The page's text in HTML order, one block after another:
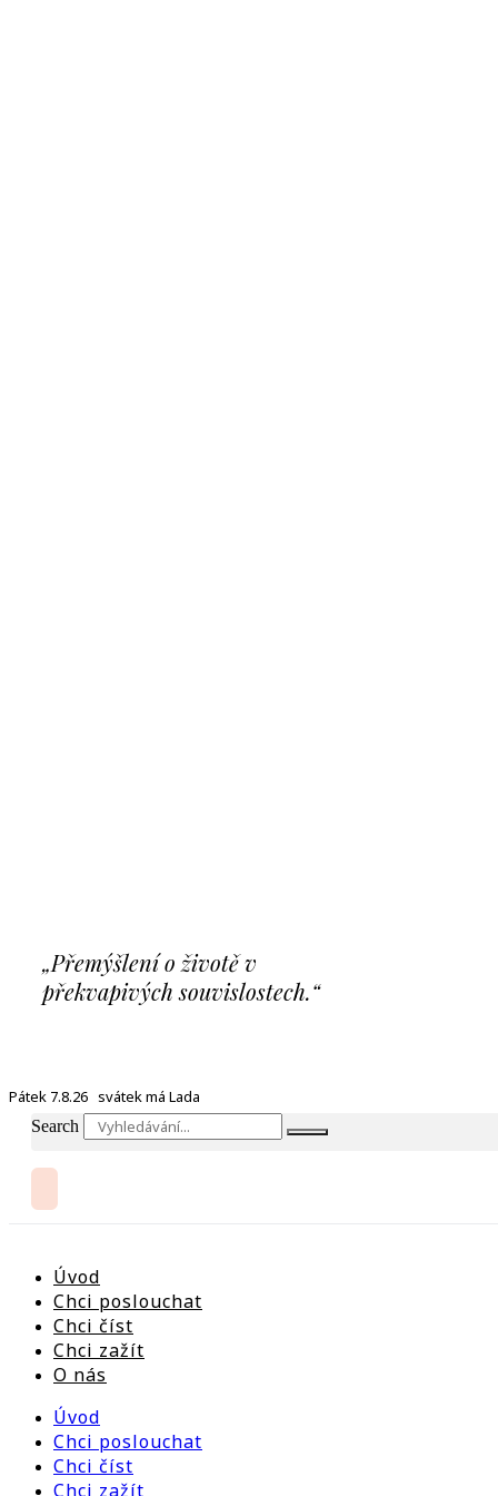
„Přemýšlení o životě v
překvapivých souvislostech.“
Pátek 7.8.26 svátek má Lada
Search
Úvod
Chci poslouchat
Chci číst
Chci zažít
O nás
Úvod
Chci poslouchat
Chci číst
Chci zažít